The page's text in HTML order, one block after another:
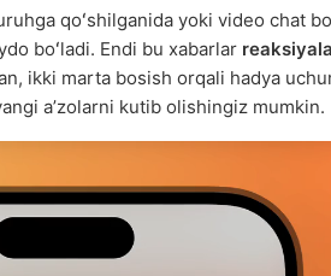
qoʻshilganida yoki video chat
boʻladi. Endi bu xabarlar
ikki marta bosish orqali hadya
aʼzolarni kutib olishingiz mumkin.